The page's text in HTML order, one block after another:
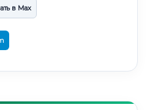
в Max